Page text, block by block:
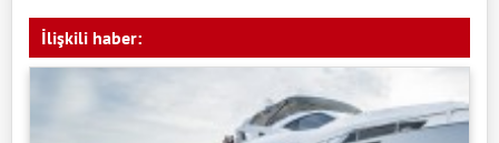
İlişkili haber: